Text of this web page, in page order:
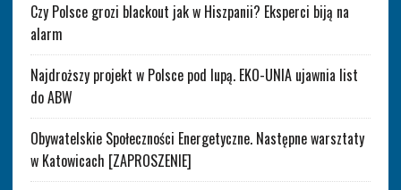
Czy Polsce grozi blackout jak w Hiszpanii? Eksperci biją na
alarm
Najdroższy projekt w Polsce pod lupą. EKO-UNIA ujawnia list
do ABW
Obywatelskie Społeczności Energetyczne. Następne warsztaty
w Katowicach [ZAPROSZENIE]